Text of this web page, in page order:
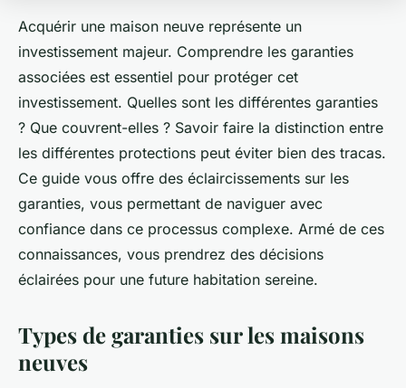
Acquérir une maison neuve représente un
investissement majeur. Comprendre les garanties
associées est essentiel pour protéger cet
investissement. Quelles sont les différentes garanties
? Que couvrent-elles ? Savoir faire la distinction entre
les différentes protections peut éviter bien des tracas.
Ce guide vous offre des éclaircissements sur les
garanties, vous permettant de naviguer avec
confiance dans ce processus complexe. Armé de ces
connaissances, vous prendrez des décisions
éclairées pour une future habitation sereine.
Types de garanties sur les maisons
neuves